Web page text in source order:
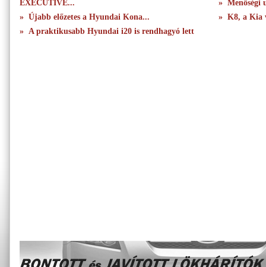
EXECUTIVE...
» Újabb előzetes a Hyundai Kona...
» A praktikusabb Hyundai i20 is rendhagyó lett
» Menőségi
» K8, a Kia